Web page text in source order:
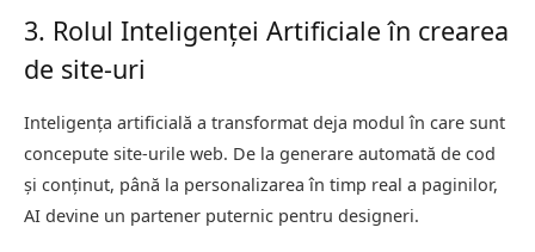
3. Rolul Inteligenței Artificiale în crearea
de site-uri
Inteligența artificială a transformat deja modul în care sunt
concepute site-urile web. De la generare automată de cod
și conținut, până la personalizarea în timp real a paginilor,
AI devine un partener puternic pentru designeri.